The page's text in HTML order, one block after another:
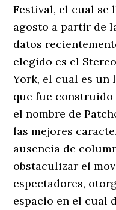
Festival, el cual se
agosto a partir de
datos
elegido es el
York, el cual es un
que fue construido
el nombre de
las mejores
ausencia de
obstaculizar el
espectadores,
espacio en el cual